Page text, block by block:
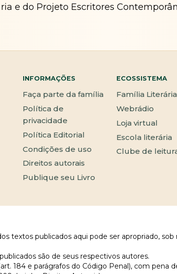
e do Projeto Escritores
INFORMAÇÕES
Faça parte da família
Política de
privacidade
Política Editorial
Condições de uso
Direitos autorais
Publique seu Livro
ECOSSISTEMA
Família Literária
Webrádio
Loja virtual
Escola literária
Clube de
textos publicados aqui pode ser apropriado,
são de seus respectivos autores.
184 e parágrafos do Código Penal), com pena